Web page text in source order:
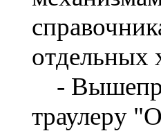
отдельных
-
траулеру